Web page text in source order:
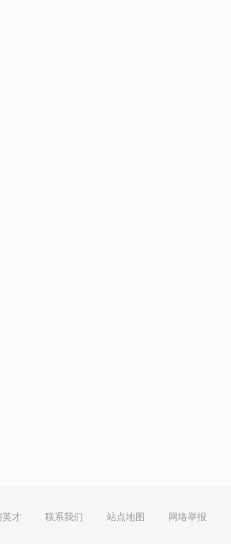
英才 联系我们 站点地图 网络举报